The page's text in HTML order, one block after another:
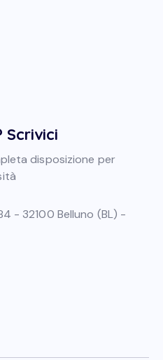
Scrivici
disposizione per
- 32100 Belluno (BL) -